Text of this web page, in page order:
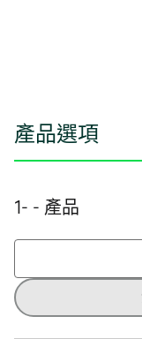
產品選項
1- - 產品